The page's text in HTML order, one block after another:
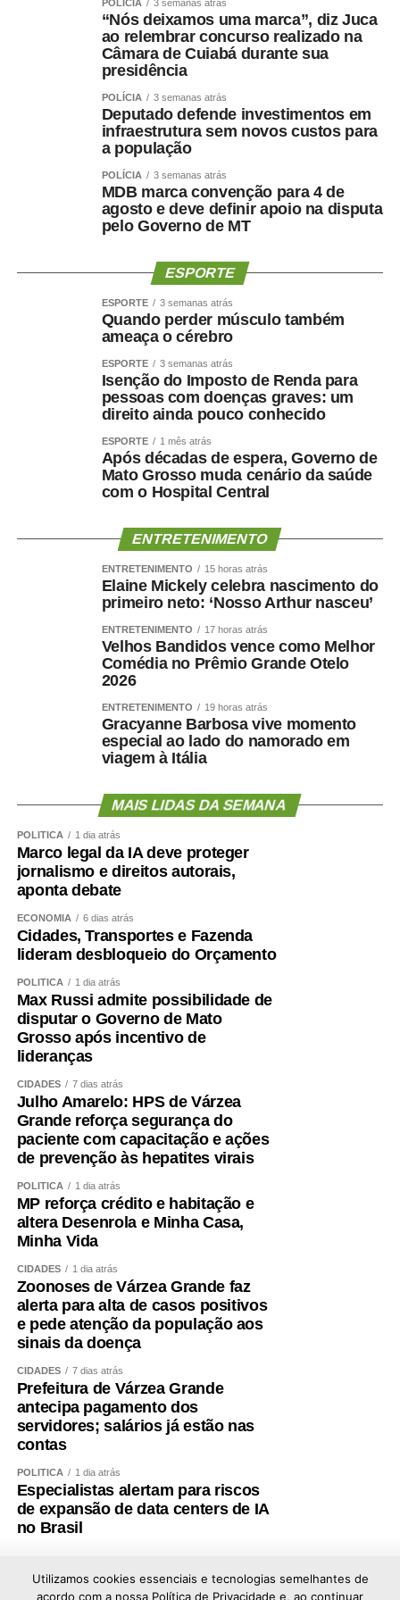
, que reconhece os professores da educação
infantil como profissionais do magistério público.
— A educação infantil é a que precisa de mais recursos,
pois demanda mais profissionais, alimentação mais
saudável e materiais didáticos específicos. Estamos
trabalhando, fazendo nosso trabalho, formando cidadãos
Avanços
em Financiamento da Educação (Fineduca), professora
Adriana Dragone Silveira, a educação avançou muito no
Brasil com o Fundo de Manutenção e Desenvolvimento
da Educação Básica e de Valorização dos Profissionais
entanto, que é preciso discutir a ampliação do
atendimento infantil e também pensar a qualidade do
gasto, sem as limitações impostas pelo teto de gastos.
— Fica aqui a defesa de que é preciso retirar os recursos
da educação de dentro do arcabouço fiscal — registrou
A advogada Marina Fragata Chicaro, representante da
Fundação Maria Cecília Souto Vidigal, ressaltou a
importância do investimento na educação infantil como
estratégia de construção do futuro de país. Ela lembrou
que, conforme amparo constitucional e legal, a criança
deve ser vista como prioridade absoluta. Assim, ponderou
a advogada, é preciso direcionar os recursos
orçamentários de forma mais “qualitativa e equitativa”.
— Há muito a fazer, mas temos avanços. E boa parte
deles têm a ver com os incentivos que o Orçamento tem
feito — registrou Marina Chicaro.
Diretor de Monitoramento, Avaliação e Manutenção da
Educação Básica do Ministério da Educação, Valdoir
Pedro Wathier reconheceu que a questão das creches e
da educação infantil é um desafio para o país, desde a
quantidade e a localização das creches até a qualidade
do ensino ofertado para as crianças.
Wathier afirmou que o Fundeb tem tido um crescimento
de 4% acima da inflação nos últimos anos — o que,
segundo ele, representaria uma evolução expressiva dos
valores direcionados à educação no Orçamento.
Controle
De acordo com o diretor de Controle Externo da
Educação do Tribunal de Contas da União (TCU), Paulo
Malheiros da Franca Junior, houve um crescimento
significativo da educação dentro do Orçamento federal,
por conta de novas modalidades de financiamento.
O diretor ressaltou que o controle externo contribui para a
qualidade do gasto público e pediu respaldo legal para
que esse tipo de fiscalização sobre os recursos da
educação seja ampliado. Ele também defendeu dar força
de lei a critérios que já estão presentes em portarias,
como medidas de transparência e acesso público a
dados orçamentários.
— Seria importante ter esse amparo em lei. O não acesso
aos dados termina inviabilizando o papel dos órgãos de
controle — registrou o diretor do TCU.
CMO
A CMO é um colegiado permanente do Congresso
Nacional, integrado por deputados e senadores.
Presidida pelo deputado Domingos Neto (PSD-CE), a
POLÍCIA 3 semanas atrás
“Nós deixamos uma marca”, diz Juca
ao relembrar concurso realizado na
Câmara de Cuiabá durante sua
presidência
POLÍCIA 3 semanas atrás
Deputado defende investimentos em
infraestrutura sem novos custos para
a população
POLÍCIA 3 semanas atrás
MDB marca convenção para 4 de
agosto e deve definir apoio na disputa
pelo Governo de MT
ESPORTE
ESPORTE 3 semanas atrás
Quando perder músculo também
ameaça o cérebro
ESPORTE 3 semanas atrás
Isenção do Imposto de Renda para
pessoas com doenças graves: um
direito ainda pouco conhecido
ESPORTE 1 mês atrás
Após décadas de espera, Governo de
Mato Grosso muda cenário da saúde
com o Hospital Central
ENTRETENIMENTO
ENTRETENIMENTO 15 horas atrás
Elaine Mickely celebra nascimento do
primeiro neto: ‘Nosso Arthur nasceu’
ENTRETENIMENTO 17 horas atrás
Velhos Bandidos vence como Melhor
Comédia no Prêmio Grande Otelo
2026
ENTRETENIMENTO 19 horas atrás
Gracyanne Barbosa vive momento
especial ao lado do namorado em
viagem à Itália
MAIS LIDAS DA SEMANA
POLÍTICA 1 dia atrás
Marco legal da IA deve proteger
jornalismo e direitos autorais,
aponta debate
ECONOMIA 6 dias atrás
Cidades, Transportes e Fazenda
lideram desbloqueio do Orçamento
POLÍTICA 1 dia atrás
Max Russi admite possibilidade de
disputar o Governo de Mato
Grosso após incentivo de
lideranças
CIDADES 7 dias atrás
Julho Amarelo: HPS de Várzea
Grande reforça segurança do
paciente com capacitação e ações
de prevenção às hepatites virais
POLÍTICA 1 dia atrás
MP reforça crédito e habitação e
altera Desenrola e Minha Casa,
Minha Vida
CIDADES 1 dia atrás
Zoonoses de Várzea Grande faz
alerta para alta de casos positivos
e pede atenção da população aos
sinais da doença
CIDADES 7 dias atrás
Prefeitura de Várzea Grande
antecipa pagamento dos
servidores; salários já estão nas
contas
POLÍTICA 1 dia atrás
Especialistas alertam para riscos
de expansão de data centers de IA
no Brasil
Utilizamos cookies essenciais e tecnologias semelhantes de
acordo com a nossa Política de Privacidade e, ao continuar